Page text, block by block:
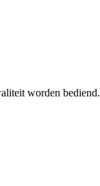
worden bediend.